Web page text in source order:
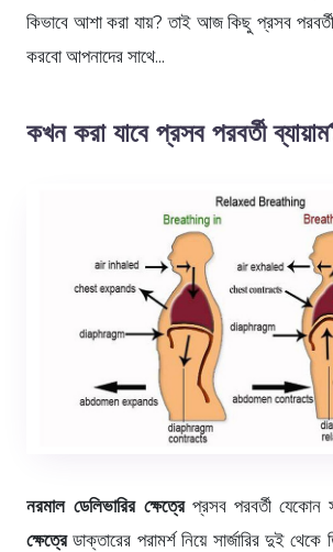
কিভাবে আশা করা যায়? তাই আজ কিছু প্রসব
করবো আপনাদের সাথে...
কখন করা যাবে প্রসব পরবর্তী
নরমাল ডেলিভারির ক্ষেত্রেপ্রসব পরবর্তী যেকোন
ক্ষেত্রেডাক্তারের পরামর্শ নিয়ে সার্জারির দুই থেকে